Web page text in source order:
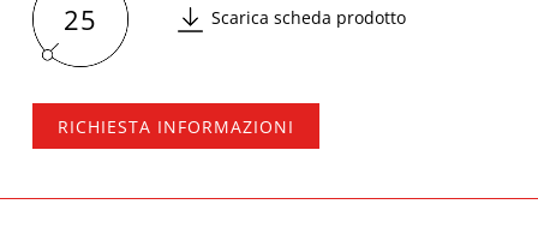
25 Scarica scheda prodotto
RICHIESTA INFORMAZIONI